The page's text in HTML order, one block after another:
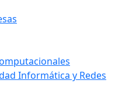
Informática y Redes